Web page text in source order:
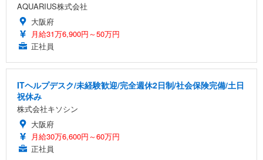
AQUARIUS株式会社
大阪府
月給31万6,900円～50万円
正社員
ITヘルプデスク/未経験歓迎/完全週休2日制/社会保険完備/土日
祝休み
株式会社キソシン
大阪府
月給30万6,600円～60万円
正社員